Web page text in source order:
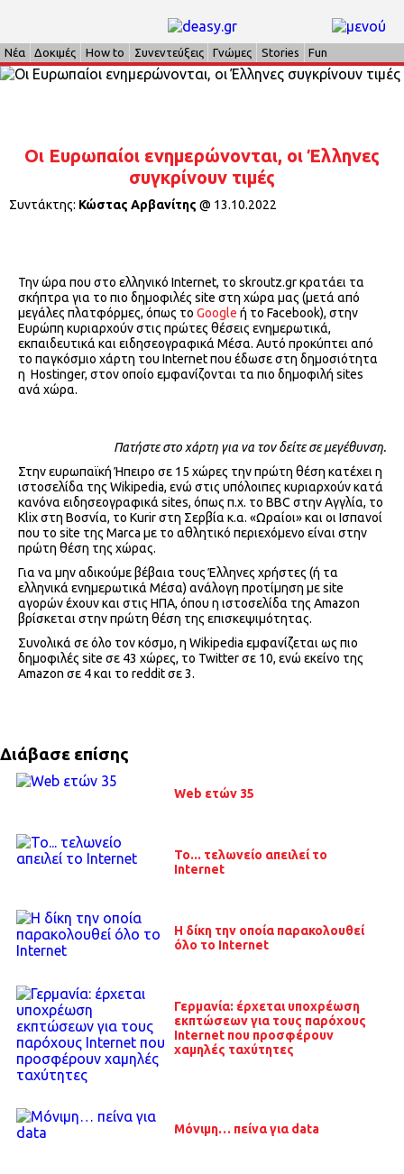
Νέα Δοκιμές How to Συνεντεύξεις Γνώμες Stories Fun
Οι Ευρωπαίοι ενημερώνονται, οι Έλληνες
συγκρίνουν τιμές
Συντάκτης: Κώστας Αρβανίτης @ 13.10.2022
Την ώρα που στο ελληνικό Internet, το skroutz.gr κρατάει τα
σκήπτρα για το πιο δημοφιλές site στη χώρα μας (μετά από
μεγάλες πλατφόρμες, όπως το Google ή το Facebook), στην
Ευρώπη κυριαρχούν στις πρώτες θέσεις ενημερωτικά,
εκπαιδευτικά και ειδησεογραφικά Μέσα. Αυτό προκύπτει από
το παγκόσμιο χάρτη του Internet που έδωσε στη δημοσιότητα
η Hostinger, στον οποίο εμφανίζονται τα πιο δημοφιλή sites
ανά χώρα.
Πατήστε στο χάρτη για να τον δείτε σε μεγέθυνση.
Στην ευρωπαϊκή Ήπειρο σε 15 χώρες την πρώτη θέση κατέχει η
ιστοσελίδα της Wikipedia, ενώ στις υπόλοιπες κυριαρχούν κατά
κανόνα ειδησεογραφικά sites, όπως π.χ. το BBC στην Αγγλία, το
Klix στη Βοσνία, το Kurir στη Σερβία κ.α. «Ωραίοι» και οι Ισπανοί
που το site της Marca με το αθλητικό περιεχόμενο είναι στην
πρώτη θέση της χώρας.
Για να μην αδικούμε βέβαια τους Έλληνες χρήστες (ή τα
ελληνικά ενημερωτικά Μέσα) ανάλογη προτίμηση με site
αγορών έχουν και στις ΗΠΑ, όπου η ιστοσελίδα της Amazon
βρίσκεται στην πρώτη θέση της επισκεψιμότητας.
Συνολικά σε όλο τον κόσμο, η Wikipedia εμφανίζεται ως πιο
δημοφιλές site σε 43 χώρες, το Twitter σε 10, ενώ εκείνο της
Amazon σε 4 και το reddit σε 3.
Διάβασε επίσης
Web ετών 35
Το... τελωνείο απειλεί το
Internet
Η δίκη την οποία παρακολουθεί
όλο το Internet
Γερμανία: έρχεται υποχρέωση
εκπτώσεων για τους παρόχους
Internet που προσφέρουν
χαμηλές ταχύτητες
Μόνιμη… πείνα για data